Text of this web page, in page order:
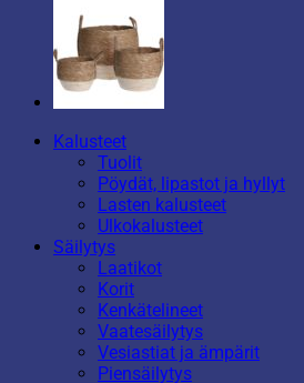
Kalusteet
Tuolit
Pöydät, lipastot ja hyllyt
Lasten kalusteet
Ulkokalusteet
Säilytys
Laatikot
Korit
Kenkätelineet
Vaatesäilytys
Vesiastiat ja ämpärit
Piensäilytys